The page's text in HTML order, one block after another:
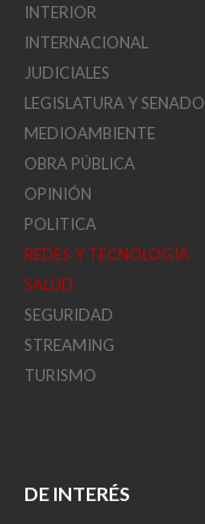
INTERIOR
INTERNACIONAL
JUDICIALES
LEGISLATURA Y SENADO
MEDIOAMBIENTE
OBRA PÚBLICA
OPINIÓN
POLITICA
REDES Y TECNOLOGÍA
SALUD
SEGURIDAD
STREAMING
TURISMO
DE INTERÉS